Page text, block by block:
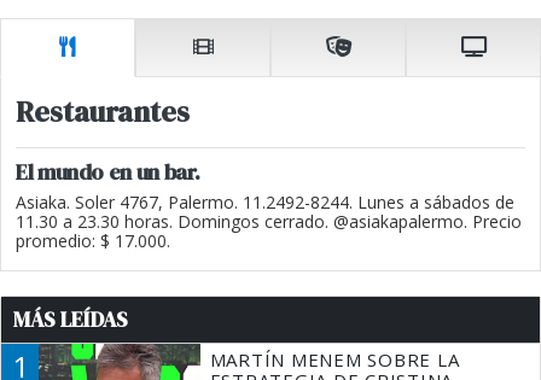
Restaurantes
El mundo en un bar.
Asiaka. Soler 4767, Palermo. 11.2492-8244. Lunes a sábados de
11.30 a 23.30 horas. Domingos cerrado. @asiakapalermo. Precio
promedio: $ 17.000.
MÁS LEÍDAS
1
MARTÍN MENEM SOBRE LA